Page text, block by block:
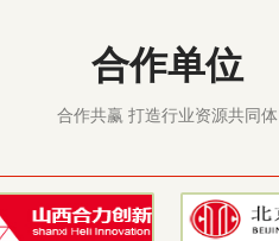
合作单位
合作共赢 打造行业资源共同体